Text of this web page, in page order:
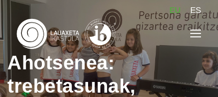
EU ES
Ahotsenea:
trebetasunak,